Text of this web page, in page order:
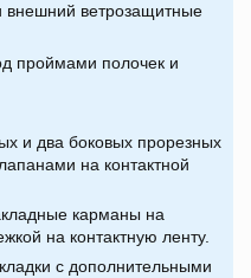
внешний ветрозащитные
проймами полочек и
и два боковых прорезных
на контактной
карманы на
на контактную ленту.
с дополнительными